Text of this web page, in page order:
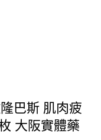
巴斯 肌肉疲
大阪實體藥